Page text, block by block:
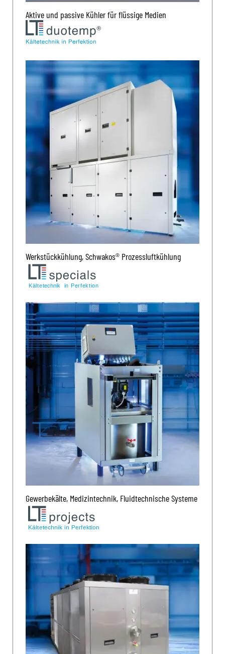
Aktive und passive Kühler für flüssige Medien
Werkstückkühlung, Schwakos® Prozessluftkühlung
Gewerbekälte, Medizintechnik, Fluidtechnische Systeme